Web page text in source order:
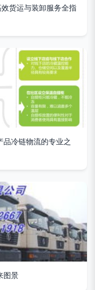
货运与装卸服务全指
冷链物流的专业之
图景